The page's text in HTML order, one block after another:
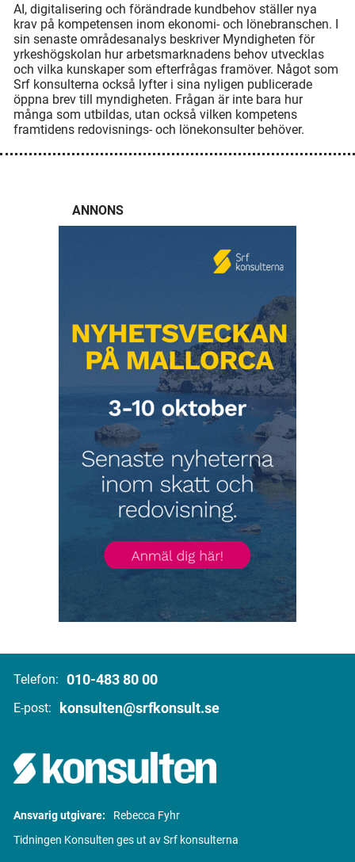
AI, digitalisering och förändrade kundbehov ställer nya
krav på kompetensen inom ekonomi- och lönebranschen. I
sin senaste områdesanalys beskriver Myndigheten för
yrkeshögskolan hur arbetsmarknadens behov utvecklas
och vilka kunskaper som efterfrågas framöver. Något som
Srf konsulterna också lyfter i sina nyligen publicerade
öppna brev till myndigheten. Frågan är inte bara hur
många som utbildas, utan också vilken kompetens
framtidens redovisnings- och lönekonsulter behöver.
ANNONS
Telefon: 010-483 80 00
E-post: konsulten@srfkonsult.se
Ansvarig utgivare:
Rebecca Fyhr
Tidningen Konsulten ges ut av Srf konsulterna